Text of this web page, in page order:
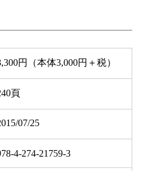
円（本体3,000円＋税）
頁
07/25
4-274-21759-3